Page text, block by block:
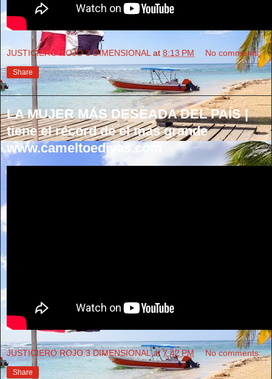
JUSTICIERO ROJO 3 DIMENSIONAL at 8:13 PM No comments:
Share
LA MUJER MÁS DESEADA DEL PAÍS |
tiene el récord de el más grande
www.cameltoedivas.com
JUSTICIERO ROJO 3 DIMENSIONAL at7:42 PM No comments:
Share